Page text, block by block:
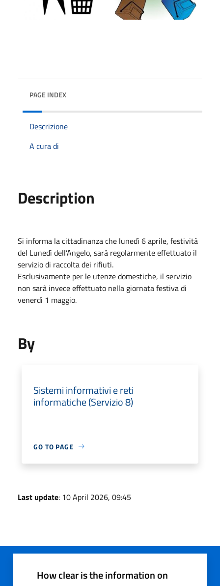
PAGE INDEX
Descrizione
A cura di
Description
Si informa la cittadinanza che lunedì 6 aprile, festività
del Lunedì dell’Angelo, sarà regolarmente effettuato il
servizio di raccolta dei rifiuti.
Esclusivamente per le utenze domestiche, il servizio
non sarà invece effettuato nella giornata festiva di
venerdì 1 maggio.
By
Sistemi informativi e reti
informatiche (Servizio 8)
GO TO PAGE
Last update: 10 April 2026, 09:45
How clear is the information on